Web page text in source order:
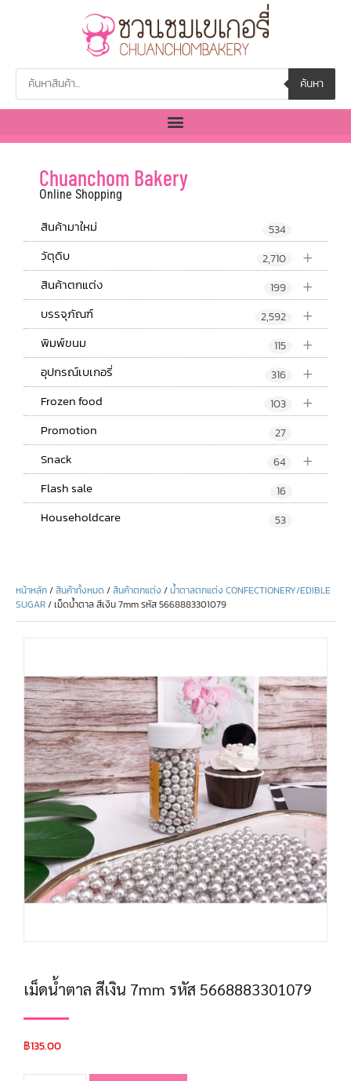
ค้นหา
Chuanchom Bakery
Online Shopping
สินค้ามาใหม่ 534
+
วัตุดิบ 2,710
+
สินค้าตกแต่ง 199
+
บรรจุภัณฑ์ 2,592
+
พิมพ์ขนม 115
+
อุปกรณ์เบเกอรี่ 316
+
Frozen food 103
Promotion 27
+
Snack 64
Flash sale 16
Householdcare 53
หน้าหลัก/สินค้าทั้งหมด /สินค้าตกแต่ง /น้ำตาลตกแต่ง CONFECTIONERY/EDIBLE
SUGAR/ เม็ดน้ำตาล สีเงิน 7mm รหัส 5668883301079
เม็ดน้ำตาล สีเงิน 7mm รหัส 5668883301079
฿135.00